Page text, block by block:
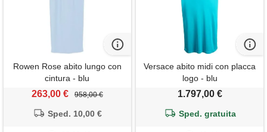
Rowen Rose abito lungo con
cintura - blu
263,00 € 958,00 €
Sped. 10,00 €
Versace abito midi con placca
logo - blu
1.797,00 €
Sped. gratuita